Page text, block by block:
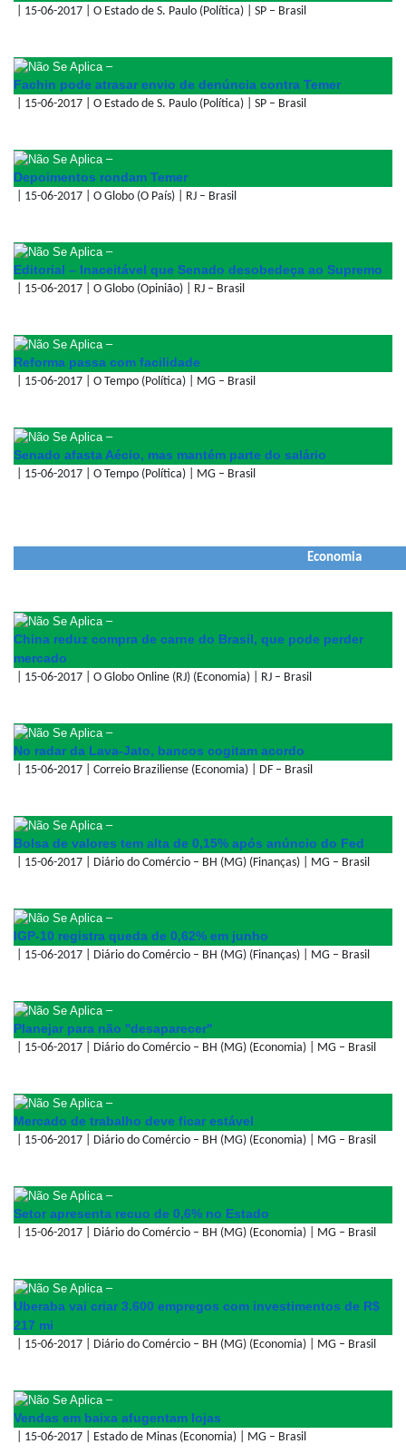
| 15-06-2017 | O Estado de S. Paulo (Política) | SP – Brasil
–
Fachin pode atrasar envio de denúncia contra Temer
| 15-06-2017 | O Estado de S. Paulo (Política) | SP – Brasil
–
Depoimentos rondam Temer
| 15-06-2017 | O Globo (O País) | RJ – Brasil
–
Editorial – Inaceitável que Senado desobedeça ao Supremo
| 15-06-2017 | O Globo (Opinião) | RJ – Brasil
–
Reforma passa com facilidade
| 15-06-2017 | O Tempo (Política) | MG – Brasil
–
Senado afasta Aécio, mas mantém parte do salário
| 15-06-2017 | O Tempo (Política) | MG – Brasil
Economia
–
China reduz compra de carne do Brasil, que pode perder
mercado
| 15-06-2017 | O Globo Online (RJ) (Economia) | RJ – Brasil
–
No radar da Lava-Jato, bancos cogitam acordo
| 15-06-2017 | Correio Braziliense (Economia) | DF – Brasil
–
Bolsa de valores tem alta de 0,15% após anúncio do Fed
| 15-06-2017 | Diário do Comércio – BH (MG) (Finanças) | MG – Brasil
–
IGP-10 registra queda de 0,62% em junho
| 15-06-2017 | Diário do Comércio – BH (MG) (Finanças) | MG – Brasil
–
Planejar para não ''desaparecer''
| 15-06-2017 | Diário do Comércio – BH (MG) (Economia) | MG – Brasil
–
Mercado de trabalho deve ficar estável
| 15-06-2017 | Diário do Comércio – BH (MG) (Economia) | MG – Brasil
–
Setor apresenta recuo de 0,6% no Estado
| 15-06-2017 | Diário do Comércio – BH (MG) (Economia) | MG – Brasil
–
Uberaba vai criar 3.600 empregos com investimentos de R$
217 mi
| 15-06-2017 | Diário do Comércio – BH (MG) (Economia) | MG – Brasil
–
Vendas em baixa afugentam lojas
| 15-06-2017 | Estado de Minas (Economia) | MG – Brasil